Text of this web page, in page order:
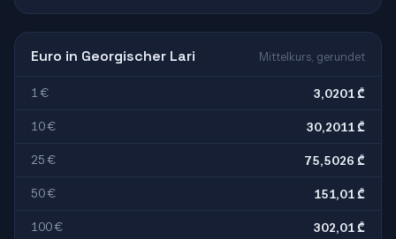
Euro in Georgischer Lari Mittelkurs, gerundet
1 € 3,0201 ₾
10 € 30,2011 ₾
25 € 75,5026 ₾
50 € 151,01 ₾
100 € 302,01 ₾